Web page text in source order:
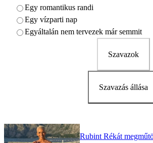
Egy romantikus randi
Egy vízparti nap
Egyáltalán nem tervezek már semmit
Szavazok
Szavazás állása
Rubint Rékát